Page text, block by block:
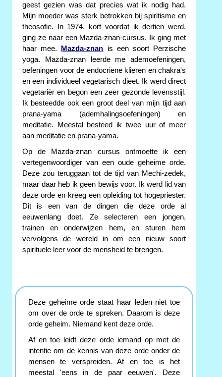
geest gezien was dat precies wat ik nodig had.
Mijn moeder was sterk betrokken bij spiritisme en
theosofie. In 1974, kort voordat ik dertien werd,
ging ze naar een Mazda-znan-cursus. Ik ging met
haar mee.
Mazda-znan is een soort Perzische
yoga. Mazda-znan leerde me ademoefeningen,
oefeningen voor de endocriene klieren en chakra's
en een individueel vegetarisch dieet. Ik werd direct
vegetariër en begon een zeer gezonde levensstijl.
Ik besteedde ook een groot deel van mijn tijd aan
prana-yama (ademhalingsoefeningen) en
meditatie. Meestal besteed ik twee uur of meer
aan meditatie en prana-yama.
Op de Mazda-znan cursus ontmoette ik een
vertegenwoordiger van een oude geheime orde.
Deze zou teruggaan tot de tijd van Mechi-zedek,
maar daar heb ik geen bewijs voor. Ik werd lid van
deze orde en kreeg een opleiding tot hogepriester.
Dit is een van de dingen die deze orde al
eeuwenlang doet. Ze selecteren een jongen,
trainen en onderwijzen hem, en sturen hem
vervolgens de wereld in om een nieuw soort
spirituele leer voor de mensheid te brengen.
Deze geheime orde staat haar leden niet toe
om over de orde te spreken. Daarom is deze
orde geheim. Niemand kent deze orde.
Af en toe leidt deze orde iemand op met de
intentie om de kennis van deze orde onder de
mensen te verspreiden. Af en toe is het
meestal 'eens in de paar eeuwen'. Deze